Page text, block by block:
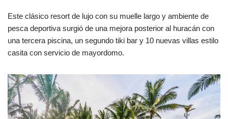
Este clásico resort de lujo con su muelle largo y ambiente de
pesca deportiva surgió de una mejora posterior al huracán con
una tercera piscina, un segundo tiki bar y 10 nuevas villas estilo
casita con servicio de mayordomo.